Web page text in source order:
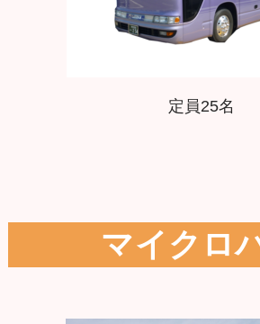
定員25名
マイクロ